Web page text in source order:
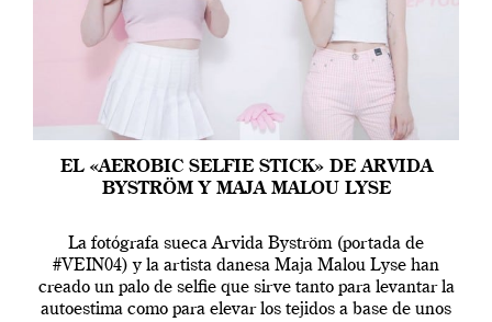
EL «AEROBIC SELFIE STICK» DE ARVIDA
BYSTRÖM Y MAJA MALOU LYSE
La fotógrafa sueca Arvida Byström (portada de
#VEIN04) y la artista danesa Maja Malou Lyse han
creado un palo de selfie que sirve tanto para levantar la
autoestima como para elevar los tejidos a base de unos